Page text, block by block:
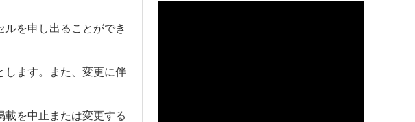
を申し出ることができ
します。また、変更に伴
を中止または変更する